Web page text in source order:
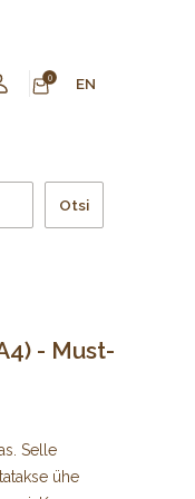
0 EN
Otsi
- Must-
Selle
ühe